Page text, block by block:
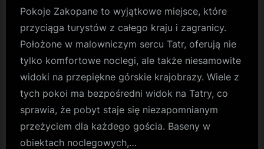
Pokoje Zakopane to wyjątkowe miejsce, które
przyciąga turystów z całego kraju i zagranicy.
Położone w malowniczym sercu Tatr, oferują nie
tylko komfortowe noclegi, ale także niesamowite
widoki na przepiękne górskie krajobrazy. Wiele z
tych pokoi ma bezpośredni widok na Tatry, co
sprawia, że pobyt staje się niezapomnianym
przeżyciem dla każdego gościa. Baseny w
obiektach noclegowych,…